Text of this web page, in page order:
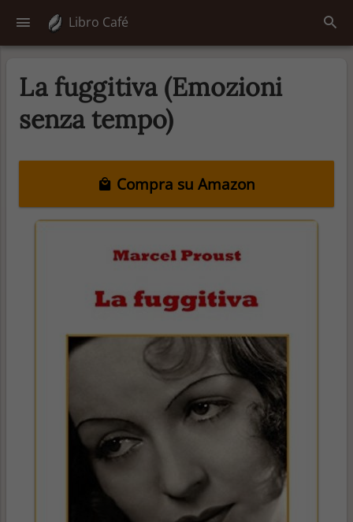
Libro Café
La fuggitiva (Emozioni
senza tempo)
Compra su Amazon